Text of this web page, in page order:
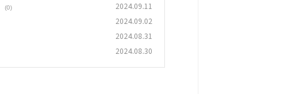
(0) 2024.09.11
2024.09.02
2024.08.31
2024.08.30